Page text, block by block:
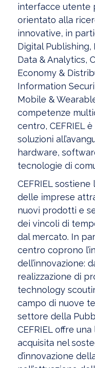
interfacce utente
orientato alla
innovative, in
Digital
Data & Analytics,
Economy &
Information
Mobile &
competenze
centro, CEFRIEL
soluzioni
hardware,
tecnologie di
CEFRIEL
delle imprese
nuovi prodotti e
dei vincoli di
dal mercato. In
centro coprono
dell’innovazione:
realizzazione di
technology
campo di nuove
settore della
CEFRIEL offre
acquisita nel
d’innovazione